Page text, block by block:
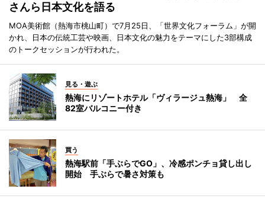
さんら日本文化を語る
MOA美術館（熱海市桃山町）で7月25日、「世界文化フォーラム」が開
かれ、日本の伝統工芸や映画、日本文化の魅力をテーマにした3部構成
のトークセッションが行われた。
見る・遊ぶ
熱海にリゾートホテル「ヴィラージュ熱海」 全
82室バルコニー付き
買う
熱海駅前「手ぶらでGO」、冷感ポンチョ貸し出し
開始 手ぶらで暑さ対策も